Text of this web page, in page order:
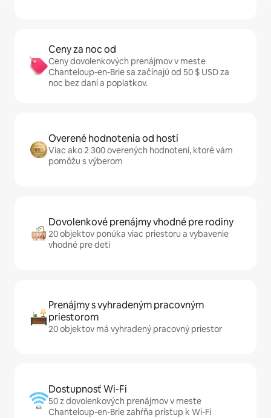
Ceny za noc od
Ceny dovolenkových prenájmov v meste
Chanteloup-en-Brie sa začínajú od 50 $ USD za
noc bez daní a poplatkov.
Overené hodnotenia od hostí
Viac ako 2 300 overených hodnotení, ktoré vám
pomôžu s výberom
Dovolenkové prenájmy vhodné pre rodiny
20 objektov ponúka viac priestoru a vybavenie
vhodné pre deti
Prenájmy s vyhradeným pracovným
priestorom
20 objektov má vyhradený pracovný priestor
Dostupnosť Wi-Fi
50 z dovolenkových prenájmov v meste
Chanteloup-en-Brie zahŕňa prístup k Wi-Fi